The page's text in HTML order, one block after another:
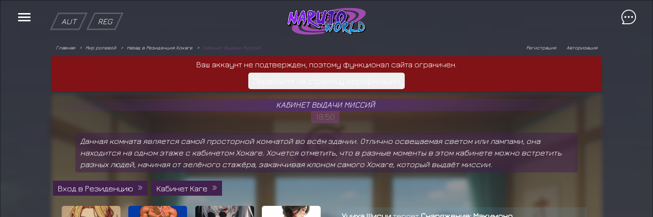
AUT REG
Главная Мир ролевой Назад в Резиденция Хокаге Кабинет Выдачи Миссий Авторизация
Регистрация
Ваш аккаунт не подтвержден, поэтому функционал сайта ограничен.
КАБИНЕТ ВЫДАЧИ МИССИЙ
18:50
Данная комната является самой просторной комнатой во всём здании. Отлично освещаемая светом или лампами, она
находится на одном этаже с кабинетом Хокаге. Хочется отметить, что в разные моменты в этом кабинете можно встретить
разных людей, начиная от зелёного стажёра, заканчивая клоном самого Хокаге, который выдаёт миссии.
Вход в Резиденцию Кабинет Каге